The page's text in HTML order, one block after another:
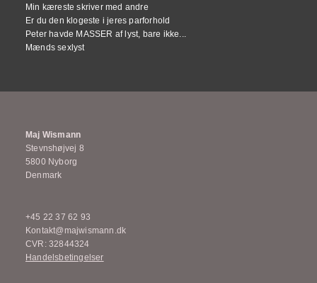
Min kæreste skriver med andre
Er du den klogeste i jeres parforhold
Peter havde MASSER af lyst, bare ikke...
Mænds sexlyst
Maj Wismann
Stevnshøjvej 8
5800 Nyborg
Denmark
+45 22 37 62 93
Kontakt@majwismann.dk
CVR: 32844324
Handelsbetingelser